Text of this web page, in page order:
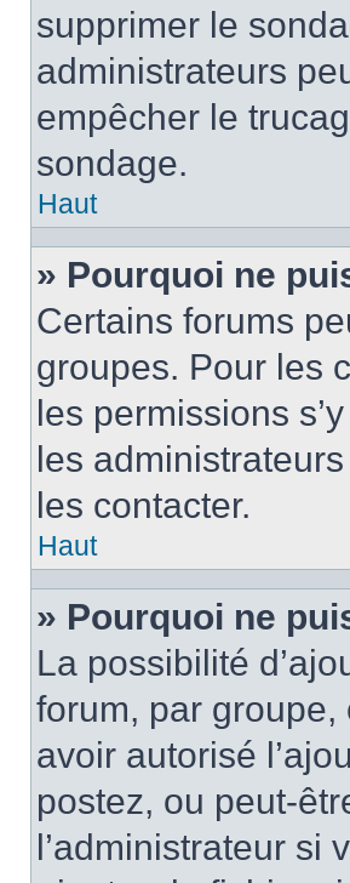
supprimer le
administrateurs
empêcher le
sondage.
Haut
» Pourquoi ne
Certains forums
groupes. Pour les
les permissions
les
les contacter.
Haut
» Pourquoi ne
La possibilité
forum, par groupe,
avoir autorisé
postez, ou peut-
l’administrateur si